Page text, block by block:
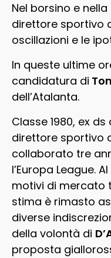
Nel borsino e
direttore sportivo
oscillazioni e le
In queste ultime
candidatura di
dell’Atalanta.
Classe 1980, ex
direttore sportivo
collaborato tre
l’Europa League.
motivi di mercato
stima è rimasto
diverse
della volontà di
proposta